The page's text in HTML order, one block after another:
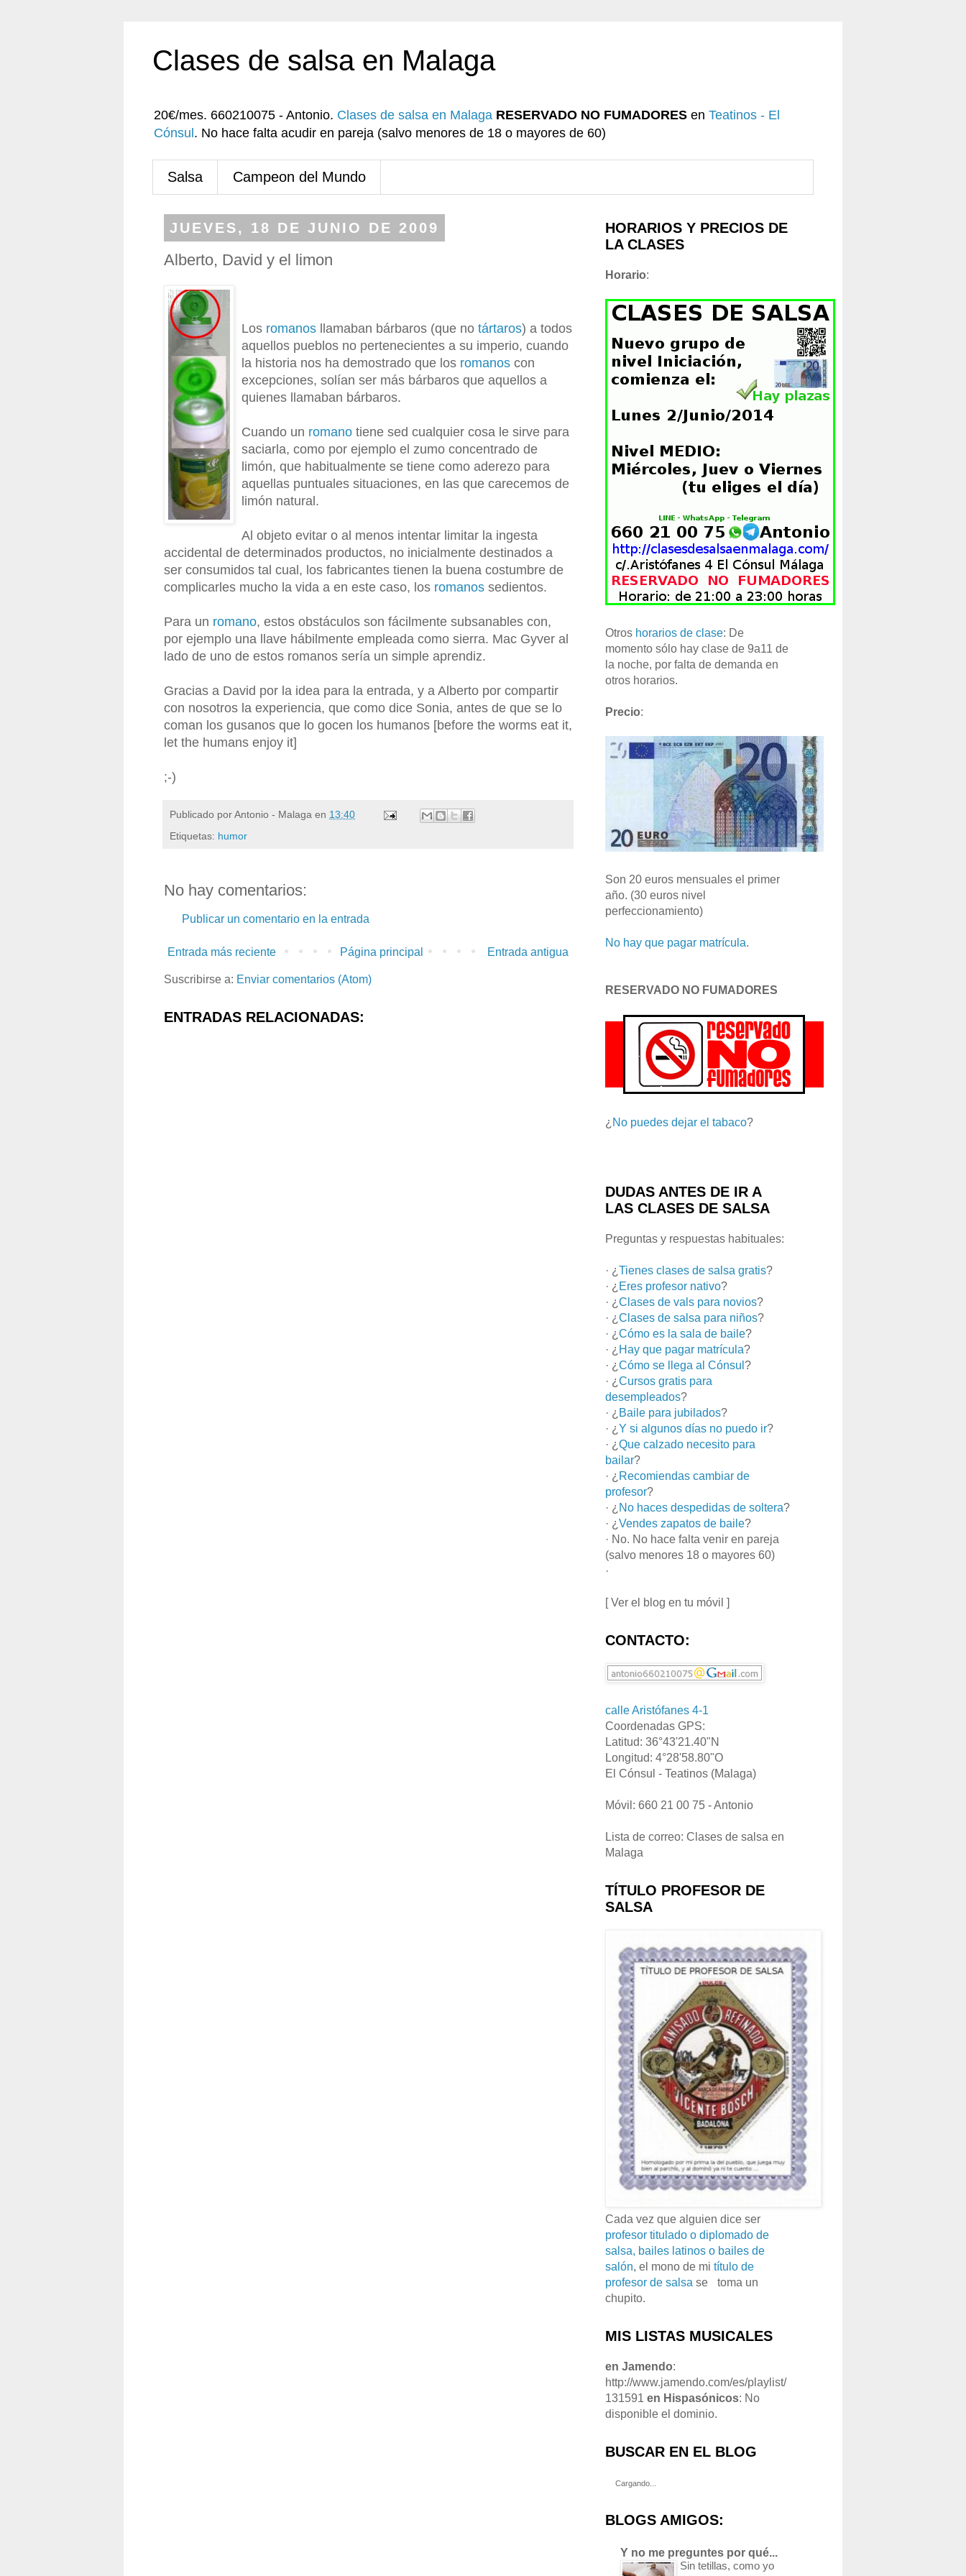
Clases de salsa en Malaga
20€/mes. 660210075 - Antonio. Clases de salsa en Malaga RESERVADO NO FUMADORES en Teatinos - El
Cónsul . No hace falta acudir en pareja (salvo menores de 18 o mayores de 60)
Salsa Campeon del Mundo
JUEVES, 18 DE JUNIO DE 2009
Alberto, David y el limon
Los romanos llamaban bárbaros (que no tártaros) a todos
aquellos pueblos no pertenecientes a su imperio, cuando
la historia nos ha demostrado que los romanos con
excepciones, solían ser más bárbaros que aquellos a
quienes llamaban bárbaros.
Cuando un romano tiene sed cualquier cosa le sirve para
saciarla, como por ejemplo el zumo concentrado de
limón, que habitualmente se tiene como aderezo para
aquellas puntuales situaciones, en las que carecemos de
limón natural.
Al objeto evitar o al menos intentar limitar la ingesta
accidental de determinados productos, no inicialmente destinados a
ser consumidos tal cual, los fabricantes tienen la buena costumbre de
complicarles mucho la vida a en este caso, los romanos sedientos.
Para un romano, estos obstáculos son fácilmente subsanables con,
por ejemplo una llave hábilmente empleada como sierra. Mac Gyver al
lado de uno de estos romanos sería un simple aprendiz.
Gracias a David por la idea para la entrada, y a Alberto por compartir
con nosotros la experiencia, que como dice Sonia, antes de que se lo
coman los gusanos que lo gocen los humanos [before the worms eat it,
let the humans enjoy it]
;-)
Publicado porAntonio - Malaga en 13:40
Etiquetas: humor
No hay comentarios:
Publicar un comentario en la entrada
Entrada más reciente Entrada antigua
Página principal
Suscribirse a: Enviar comentarios (Atom)
ENTRADAS RELACIONADAS:
HORARIOS Y PRECIOS DE
LA CLASES
Horario:
Otros horarios de clase: De
momento sólo hay clase de 9a11 de
la noche, por falta de demanda en
otros horarios.
Precio:
Son 20 euros mensuales el primer
año. (30 euros nivel
perfeccionamiento)
No hay que pagar matrícula.
RESERVADO NO FUMADORES
¿ No puedes dejar el tabaco?
DUDAS ANTES DE IR A
LAS CLASES DE SALSA
Preguntas y respuestas habituales:
· ¿ Tienes clases de salsa gratis?
· ¿ Eres profesor nativo?
· ¿ Clases de vals para novios?
· ¿ Clases de salsa para niños?
· ¿ Cómo es la sala de baile?
· ¿ Hay que pagar matrícula?
· ¿ Cómo se llega al Cónsul ?
· ¿ Cursos gratis para
desempleados?
· ¿ Baile para jubilados?
· ¿ Y si algunos días no puedo ir?
· ¿ Que calzado necesito para
bailar?
· ¿ Recomiendas cambiar de
profesor?
· ¿ No haces despedidas de soltera?
· ¿ Vendes zapatos de baile?
· No. No hace falta venir en pareja
(salvo menores 18 o mayores 60)
·
[ Ver el blog en tu móvil ]
CONTACTO:
calle Aristófanes 4-1
Coordenadas GPS:
Latitud: 36°43'21.40"N
Longitud: 4°28'58.80"O
El Cónsul - Teatinos (Malaga)
Móvil: 660 21 00 75 - Antonio
Lista de correo: Clases de salsa en
Malaga
TÍTULO PROFESOR DE
SALSA
Cada vez que alguien dice ser
profesor titulado o diplomado de
salsa, bailes latinos o bailes de
salón, el mono de mi título de
profesor de salsa se
toma un
chupito.
MIS LISTAS MUSICALES
en Jamendo:
http://www.jamendo.com/es/playlist/
131591 en Hispasónicos: No
disponible el dominio.
BUSCAR EN EL BLOG
Cargando...
BLOGS AMIGOS:
Y no me preguntes por qué...
Sin tetillas, como yo